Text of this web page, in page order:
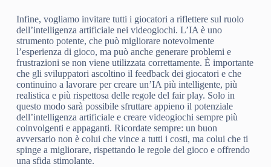
Infine, vogliamo invitare tutti i giocatori a riflettere sul ruolo
dell’intelligenza artificiale nei videogiochi. L’IA è uno
strumento potente, che può migliorare notevolmente
l’esperienza di gioco, ma può anche generare problemi e
frustrazioni se non viene utilizzata correttamente. È importante
che gli sviluppatori ascoltino il feedback dei giocatori e che
continuino a lavorare per creare un’IA più intelligente, più
realistica e più rispettosa delle regole del fair play. Solo in
questo modo sarà possibile sfruttare appieno il potenziale
dell’intelligenza artificiale e creare videogiochi sempre più
coinvolgenti e appaganti. Ricordate sempre: un buon
avversario non è colui che vince a tutti i costi, ma colui che ti
spinge a migliorare, rispettando le regole del gioco e offrendo
una sfida stimolante.